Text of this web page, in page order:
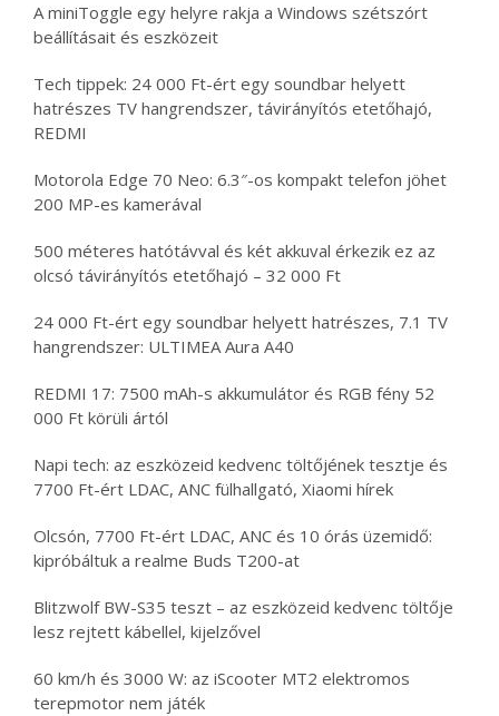
A miniToggle egy helyre rakja a Windows szétszórt
beállításait és eszközeit
Tech tippek: 24 000 Ft-ért egy soundbar helyett
hatrészes TV hangrendszer, távirányítós etetőhajó,
REDMI
Motorola Edge 70 Neo: 6.3″-os kompakt telefon jöhet
200 MP-es kamerával
500 méteres hatótávval és két akkuval érkezik ez az
olcsó távirányítós etetőhajó – 32 000 Ft
24 000 Ft-ért egy soundbar helyett hatrészes, 7.1 TV
hangrendszer: ULTIMEA Aura A40
REDMI 17: 7500 mAh-s akkumulátor és RGB fény 52
000 Ft körüli ártól
Napi tech: az eszközeid kedvenc töltőjének tesztje és
7700 Ft-ért LDAC, ANC fülhallgató, Xiaomi hírek
Olcsón, 7700 Ft-ért LDAC, ANC és 10 órás üzemidő:
kipróbáltuk a realme Buds T200-at
Blitzwolf BW-S35 teszt – az eszközeid kedvenc töltője
lesz rejtett kábellel, kijelzővel
60 km/h és 3000 W: az iScooter MT2 elektromos
terepmotor nem játék